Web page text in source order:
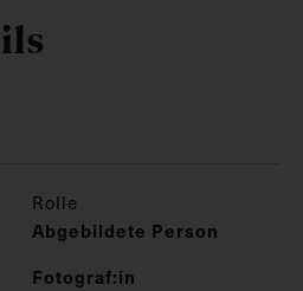
Rolle
Abgebildete Person
Fotograf:in